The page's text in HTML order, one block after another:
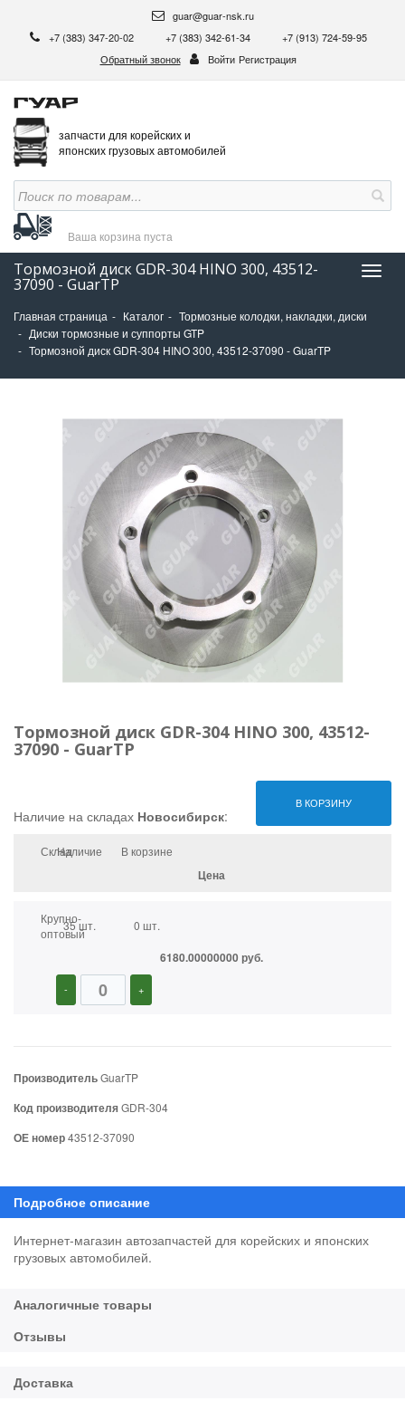
guar@guar-nsk.ru
+7 (383) 347-20-02
+7 (383) 342-61-34
+7 (913) 724-59-95
Обратный звонок
Войти Регистрация
запчасти для корейских и
японских грузовых автомобилей
Ваша корзина пуста
Тормозной диск GDR-304 HINO 300, 43512-
37090 - GuarTP
Главная страница Каталог
Тормозные колодки, накладки, диски
Диски тормозные и суппорты GTP
Тормозной диск GDR-304 HINO 300, 43512-37090 - GuarTP
Тормозной диск GDR-304 HINO 300, 43512-
37090 - GuarTP
В КОРЗИНУ
Наличие на складах Новосибирск:
СкладНаличие В корзине
Цена
Крупно-
оптовый
35 шт. 0 шт.
6180.00000000 руб.
- +
ПроизводительGuarTP
Код производителяGDR-304
ОЕ номер43512-37090
Интернет-магазин автозапчастей для корейских и японских
грузовых автомобилей.